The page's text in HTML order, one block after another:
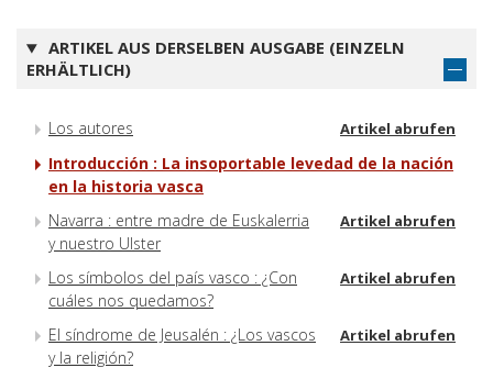
ARTIKEL AUS DERSELBEN AUSGABE (EINZELN
ERHÄLTLICH)
Los autores Artikel abrufen
Introducción : La insoportable levedad de la nación
en la historia vasca
Navarra : entre madre de Euskalerria
y nuestro Ulster
Artikel abrufen
Los símbolos del país vasco : ¿Con
cuáles nos quedamos?
Artikel abrufen
El síndrome de Jeusalén : ¿Los vascos
y la religión?
Artikel abrufen